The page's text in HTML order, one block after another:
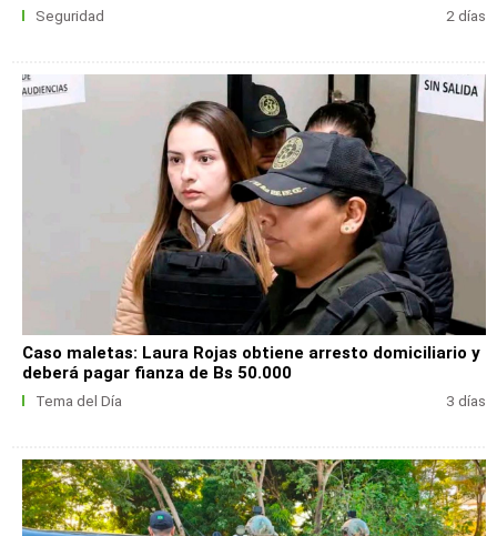
Seguridad 2 días
Caso maletas: Laura Rojas obtiene arresto domiciliario y
deberá pagar fianza de Bs 50.000
Tema del Día 3 días